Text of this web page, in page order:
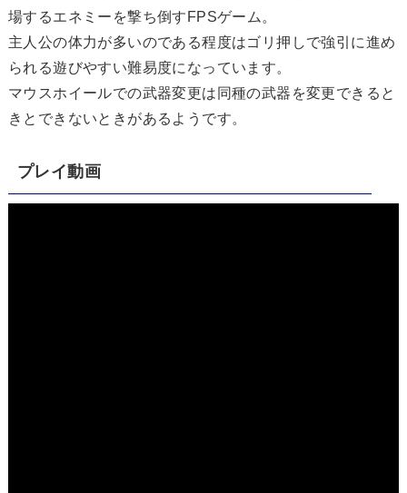
場するエネミーを撃ち倒すFPSゲーム。
主人公の体力が多いのである程度はゴリ押しで強引に進め
られる遊びやすい難易度になっています。
マウスホイールでの武器変更は同種の武器を変更できると
きとできないときがあるようです。
プレイ動画